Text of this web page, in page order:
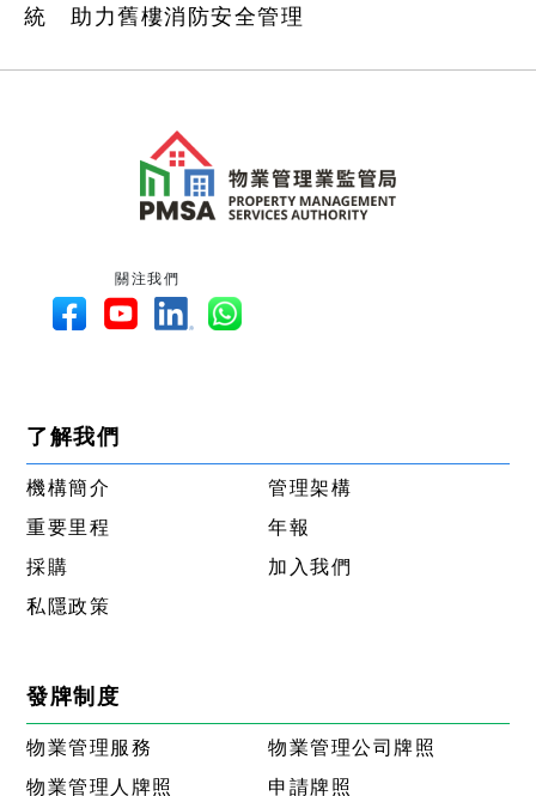
統 助力舊樓消防安全管理
關注我們
了解我們
機構簡介
管理架構
重要里程
年報
採購
加入我們
私隱政策
發牌制度
物業管理服務
物業管理公司牌照
物業管理人牌照
申請牌照